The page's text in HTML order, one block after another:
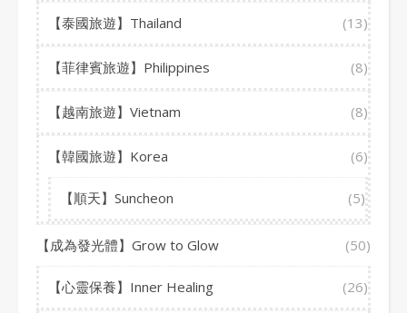
【泰國旅遊】Thailand (13)
【菲律賓旅遊】Philippines (8)
【越南旅遊】Vietnam (8)
【韓國旅遊】Korea (6)
【順天】Suncheon (5)
【成為發光體】Grow to Glow (50)
【心靈保養】Inner Healing (26)